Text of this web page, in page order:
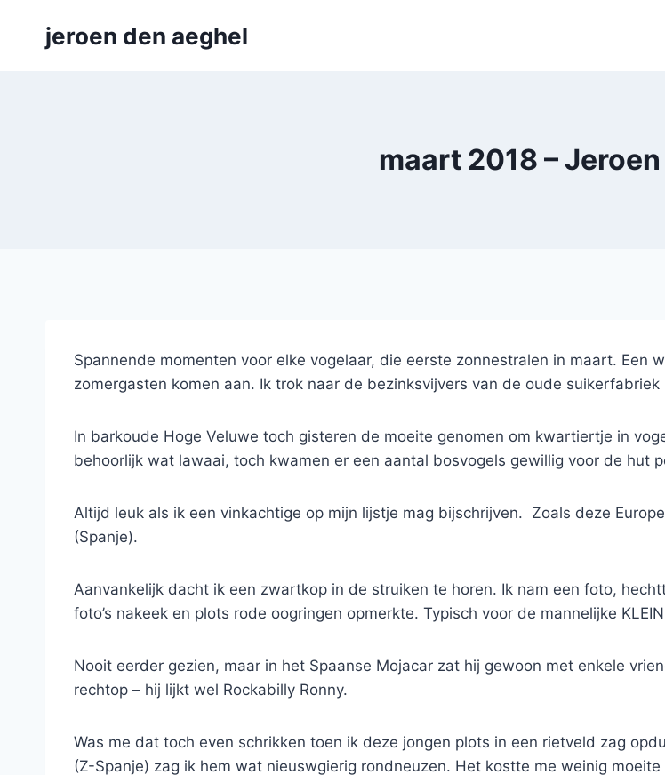
jeroen den aeghel
maart 2018 –
Spannende momenten voor elke vogelaar, die eerste zonnestralen in maart.
zomergasten komen aan. Ik trok naar de bezinksvijvers van de oude
In barkoude Hoge Veluwe toch gisteren de moeite genomen om kwartiertje in
behoorlijk wat lawaai, toch kwamen er een aantal bosvogels gewillig voor de hut
Altijd leuk als ik een vinkachtige op mijn lijstje mag bijschrijven. Zoals deze
(Spanje).
Aanvankelijk dacht ik een zwartkop in de struiken te horen. Ik nam een foto,
foto’s nakeek en plots rode oogringen opmerkte. Typisch voor de mannelijke
Nooit eerder gezien, maar in het Spaanse Mojacar zat hij gewoon met enkele
rechtop – hij lijkt wel Rockabilly Ronny.
Was me dat toch even schrikken toen ik deze jongen plots in een rietveld zag
(Z-Spanje) zag ik hem wat nieuswgierig rondneuzen. Het kostte me weinig